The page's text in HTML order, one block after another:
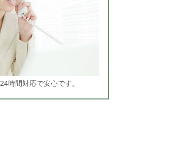
24時間対応で安心です。